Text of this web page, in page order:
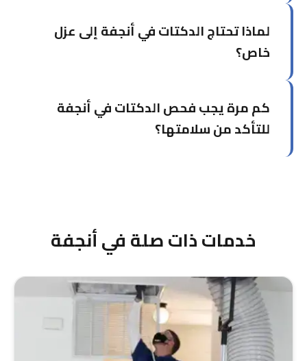
بعد الفحص الأولي المجاني دون أي التزام.
لماذا تحتاج الدكتات في أنجفة إلى عزل
خاص؟
تآكل سريع للعزل العادي وظهور العفن. نستخدم مواد
عازلة خاصة مقاومة للرطوبة والتآكل.
كم مرة يجب فحص الدكتات في أنجفة
للتأكد من سلامتها؟
خدمات ذات صلة في أنجفة